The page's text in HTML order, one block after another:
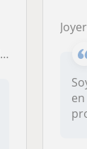
Joyera